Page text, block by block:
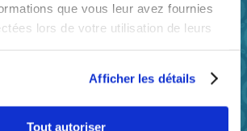
que vous leur avez fournies
lors de votre utilisation de leurs
Afficher les détails
Tout autoriser
sécurité des véhicules